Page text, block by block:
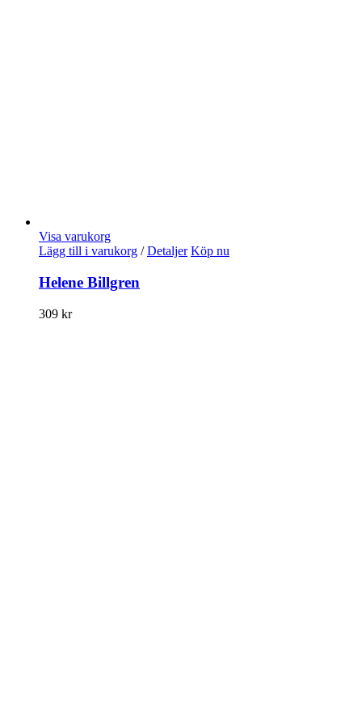
Visa varukorg
Lägg till i varukorg / Detaljer Köp nu
Helene Billgren
309 kr